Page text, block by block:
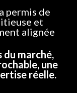
permis de
et
alignée
marché,
une
réelle.